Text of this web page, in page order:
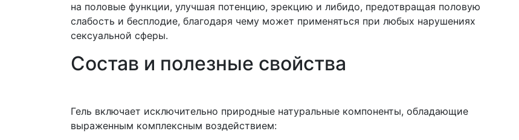
на половые функции, улучшая потенцию, эрекцию и либидо, предотвращая половую
слабость и бесплодие, благодаря чему может применяться при любых нарушениях
сексуальной сферы.
Состав и полезные свойства
Гель включает исключительно природные натуральные компоненты, обладающие
выраженным комплексным воздействием: